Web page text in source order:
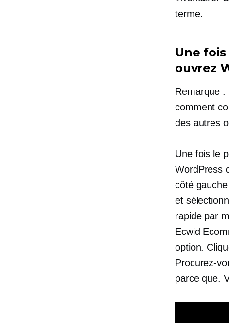
terme.
Une
ouvrez
Remarque :
comment
des autres
Une fois le
WordPress
côté
et
rapide par
Ecwid
option.
Procurez-
parce que.